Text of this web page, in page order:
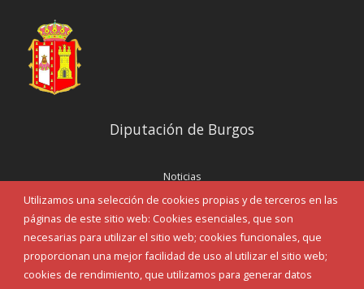
Utilizamos una selección de cookies propias y de terceros en las
páginas de este sitio web: Cookies esenciales, que son
necesarias para utilizar el sitio web; cookies funcionales, que
proporcionan una mejor facilidad de uso al utilizar el sitio web;
cookies de rendimiento, que utilizamos para generar datos
Diputación de Burgos
Noticias
Eventos
Corporación Municipal
Teléfonos de interés
INICIAR SESIÓN